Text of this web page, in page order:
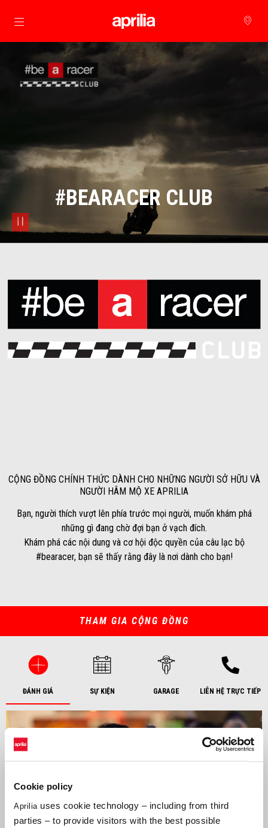
Cookie policy
Aprilia uses cookie technology – including from third
parties – to provide visitors with the best possible
Đi đến bảng tin chính
pause
#BEARACER CLUB
CỘNG ĐỒNG CHÍNH THỨC DÀNH CHO NHỮNG NGƯỜI SỞ HỮU VÀ
NGƯỜI HÂM MỘ XE APRILIA
Bạn, người thích vượt lên phía trước mọi người, muốn khám phá
những gì đang chờ đợi bạn ở vạch đích.
Khám phá các nội dung và cơ hội độc quyền của câu lạc bộ
#bearacer, bạn sẽ thấy rằng đây là nơi dành cho bạn!
THAM GIA CỘNG ĐỒNG
ĐÁNH GIÁ SỰ KIỆN GARAGE LIÊN HỆ TRỰC TIẾP